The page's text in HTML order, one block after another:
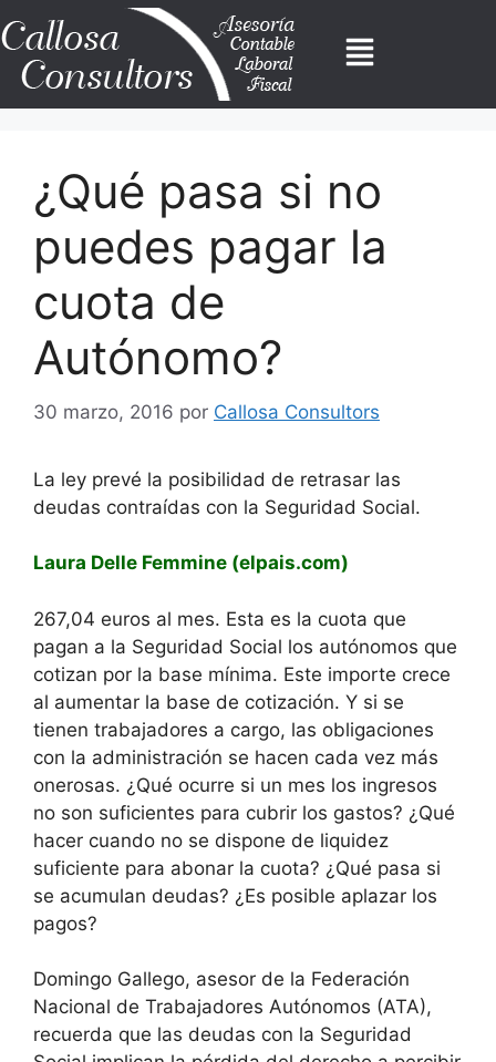
¿Qué pasa si no
puedes pagar la
cuota de
Autónomo?
30 marzo, 2016 por Callosa Consultors
La ley prevé la posibilidad de retrasar las
deudas contraídas con la Seguridad Social.
Laura Delle Femmine (elpais.com)
267,04 euros al mes. Esta es la cuota que
pagan a la Seguridad Social los autónomos que
cotizan por la base mínima. Este importe crece
al aumentar la base de cotización. Y si se
tienen trabajadores a cargo, las obligaciones
con la administración se hacen cada vez más
onerosas. ¿Qué ocurre si un mes los ingresos
no son suficientes para cubrir los gastos? ¿Qué
hacer cuando no se dispone de liquidez
suficiente para abonar la cuota? ¿Qué pasa si
se acumulan deudas? ¿Es posible aplazar los
pagos?
Domingo Gallego, asesor de la Federación
Nacional de Trabajadores Autónomos (ATA),
recuerda que las deudas con la Seguridad